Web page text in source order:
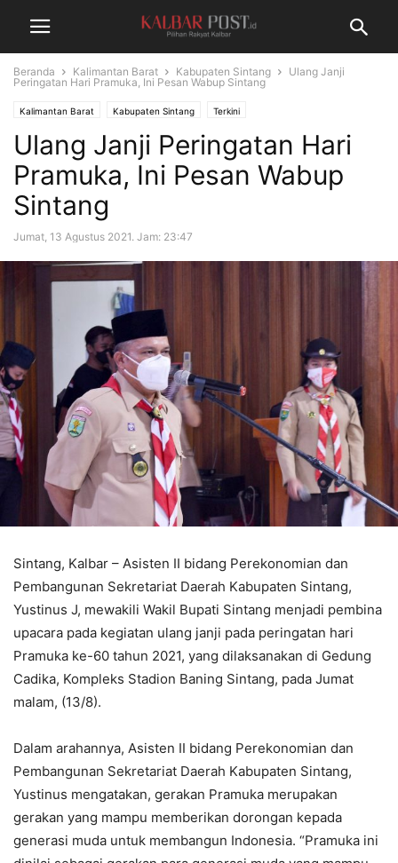
Beranda Kalimantan Barat Kabupaten Sintang
Ulang Janji
Peringatan Hari Pramuka, Ini Pesan Wabup Sintang
Kalimantan Barat Kabupaten Sintang Terkini
Ulang Janji Peringatan Hari
Pramuka, Ini Pesan Wabup
Sintang
Jumat, 13 Agustus 2021. Jam: 23:47
Sintang, Kalbar – Asisten II bidang Perekonomian dan
Pembangunan Sekretariat Daerah Kabupaten Sintang,
Yustinus J, mewakili Wakil Bupati Sintang menjadi pembina
upacara pada kegiatan ulang janji pada peringatan hari
Pramuka ke-60 tahun 2021, yang dilaksanakan di Gedung
Cadika, Kompleks Stadion Baning Sintang, pada Jumat
malam, (13/8).
Dalam arahannya, Asisten II bidang Perekonomian dan
Pembangunan Sekretariat Daerah Kabupaten Sintang,
Yustinus mengatakan, gerakan Pramuka merupakan
gerakan yang mampu memberikan dorongan kepada
generasi muda untuk membangun Indonesia. “Pramuka ini